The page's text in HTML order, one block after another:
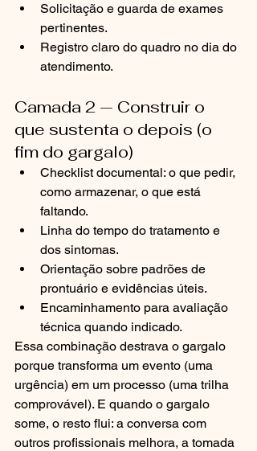
Solicitação e guarda de exames
pertinentes.
Registro claro do quadro no dia do
atendimento.
Camada 2 — Construir o
que sustenta o depois (o
fim do gargalo)
Checklist documental: o que pedir,
como armazenar, o que está
faltando.
Linha do tempo do tratamento e
dos sintomas.
Orientação sobre padrões de
prontuário e evidências úteis.
Encaminhamento para avaliação
técnica quando indicado.
Essa combinação destrava o gargalo
porque transforma um evento (uma
urgência) em um processo (uma trilha
comprovável). E quando o gargalo
some, o resto flui: a conversa com
outros profissionais melhora, a tomada